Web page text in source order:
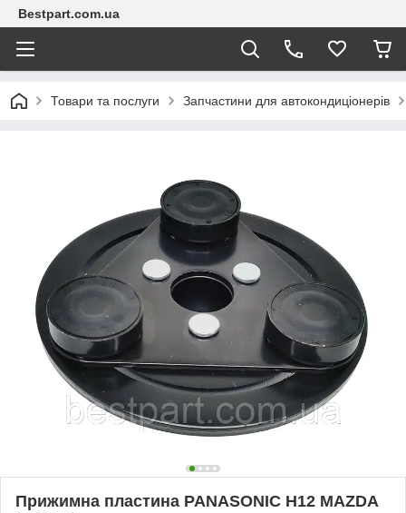
Bestpart.com.ua
Товари та послуги Запчастини для автокондиціонерів
Прижимна пластина PANASONIC H12 MAZDA